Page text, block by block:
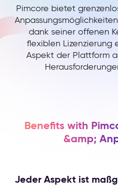
Pimcore bietet
dank seiner offenen
flexiblen Lizenzierung
Aspekt der Plattform
Benefits with
&amp;
Jeder Aspekt ist